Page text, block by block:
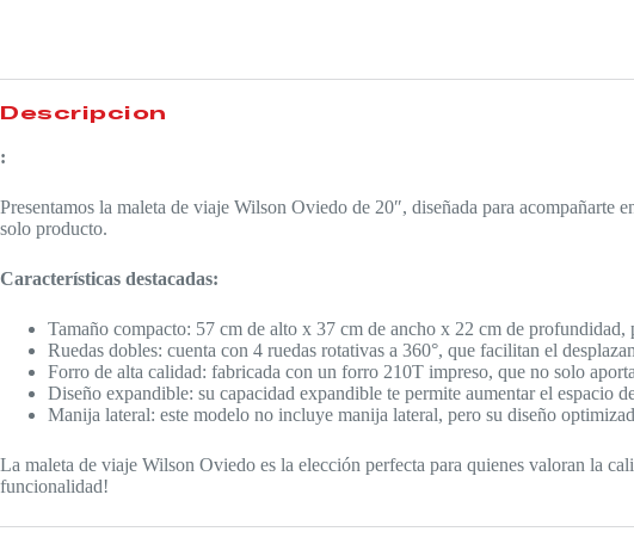
Descripción
:
Presentamos la maleta de viaje Wilson Oviedo de 20″, diseñada para
solo producto.
Características destacadas:
Tamaño compacto: 57 cm de alto x 37 cm de ancho x 22 cm de profundidad,
Ruedas dobles: cuenta con 4 ruedas rotativas a 360°, que facilitan el
Forro de alta calidad: fabricada con un forro 210T impreso, que no solo
Diseño expandible: su capacidad expandible te permite aumentar el espacio
Manija lateral: este modelo no incluye manija lateral, pero su diseño
La maleta de viaje Wilson Oviedo es la elección perfecta para quienes valoran la
funcionalidad!